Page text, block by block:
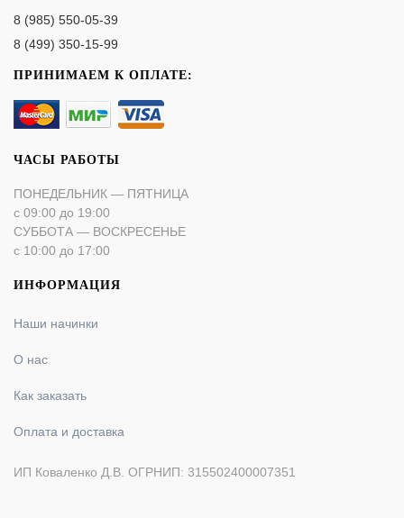
8 (985) 550-05-39
8 (499) 350-15-99
ПРИНИМАЕМ К ОПЛАТЕ:
ЧАСЫ РАБОТЫ
ПОНЕДЕЛЬНИК — ПЯТНИЦА
с 09:00 до 19:00
СУББОТА — ВОСКРЕСЕНЬЕ
с 10:00 до 17:00
ИНФОРМАЦИЯ
Наши начинки
О нас
Как заказать
Оплата и доставка
ИП Коваленко Д.В. ОГРНИП: 315502400007351